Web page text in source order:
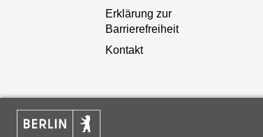
Erklärung zur
Barrierefreiheit
Kontakt